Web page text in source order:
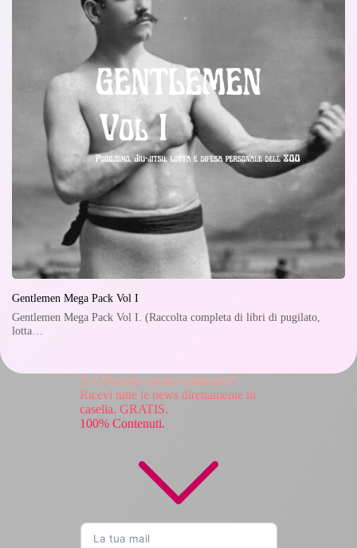
Gentlemen Mega Pack Vol I
Gentlemen Mega Pack Vol I. (Raccolta completa di libri di pugilato,
lotta…
Ti è Piaciuto questo contenuto?
Ricevi tutte le news direttamente in
casella. GRATIS.
100% Contenuti.